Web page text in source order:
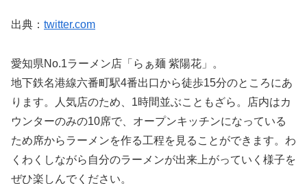
出典： twitter.com
愛知県No.1ラーメン店「らぁ麺 紫陽花」。
地下鉄名港線六番町駅4番出口から徒歩15分のところにあ
ります。人気店のため、1時間並ぶこともざら。店内はカ
ウンターのみの10席で、オープンキッチンになっている
ため席からラーメンを作る工程を見ることができます。わ
くわくしながら自分のラーメンが出来上がっていく様子を
ぜひ楽しんでください。